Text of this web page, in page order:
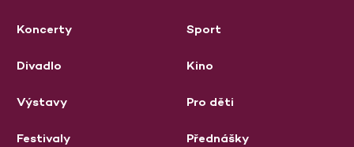
Koncerty
Divadlo
Výstavy
Festivaly
Sport
Kino
Pro děti
Přednášky